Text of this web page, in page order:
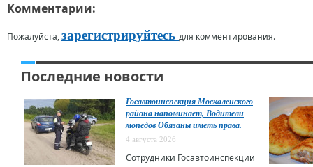
Комментарии:
Пожалуйста,зарегистрируйтесь для комментирования.
Последние новости
Госавтоинспекция Москаленского
района напоминает, Водители
мопедов Обязаны иметь права.
4 августа 2026
Сотрудники Госавтоинспекции